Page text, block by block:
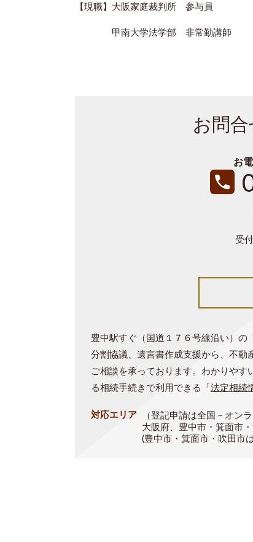
【現職】大阪家庭裁判所 参与員
甲南大学法学部 非常勤講師
お問
お
受
豊中駅すぐ（国道１７６号線沿い）
分割協議、遺言書作成支援から、不動
ご相談を承っております。わかりや
る相続手続きで利用できる「法定相続
対応エリア
（登記申請は全国－オン
大阪府、豊中市・箕面市
(豊中市・箕面市・吹田市